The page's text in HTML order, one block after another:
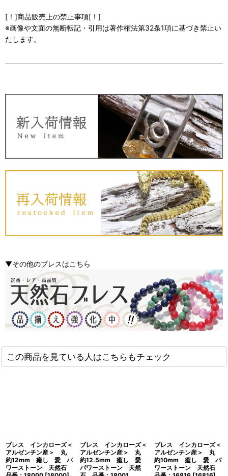
[！]商品販売上の禁止事項[！]
※画像や文面の無断転記・引用は著作権法第32条1項に基づき禁止い
たします。
▼その他のブレスはこちら
この商品を見ている人はこちらもチェック
ブレス インカローズ＜
アルゼンチン産＞ 丸
約12mm 癒し 愛 パ
ワーストーン 天然石
ブレス インカローズ＜
アルゼンチン産＞ 丸
約12.5mm 癒し 愛
パワーストーン 天然
ブレス インカローズ＜
アルゼンチン産＞ 丸
約10mm 癒し 愛 パ
ワーストーン 天然石